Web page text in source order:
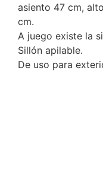
asiento 47 cm,
cm.
A juego existe la
Sillón apilable.
De uso para